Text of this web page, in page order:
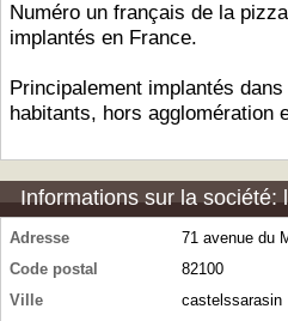
Numéro un français de la
implantés en France.
Principalement implantés
habitants, hors agglomération
Informations sur la société:
Adresse
71 avenue du
Code postal
82100
Ville
castelssarasin